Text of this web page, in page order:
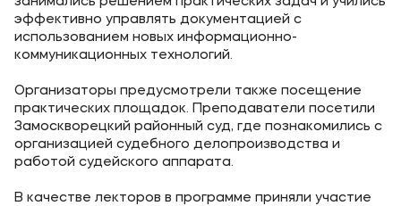
эффективно управлять документацией с
использованием новых информационно-
коммуникационных технологий.
Организаторы предусмотрели также посещение
практических площадок. Преподаватели посетили
Замоскворецкий районный суд, где познакомились с
организацией судебного делопроизводства и
работой судейского аппарата.
В качестве лекторов в программе приняли участие